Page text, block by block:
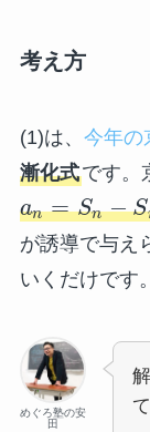
考え方
(1)は、 今年の
漸化式です。
an = Sn − S
が誘導で与え
いくだけです。
めぐろ塾の安
田